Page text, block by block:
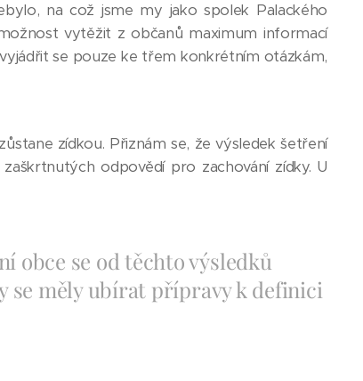
na což jsme my jako spolek Palackého
vytěžit z občanů maximum informací
se pouze ke třem konkrétním otázkám,
zídkou. Přiznám se, že výsledek šetření
odpovědí pro zachování zídky. U
obce se od těchto výsledků
se měly ubírat přípravy k definici